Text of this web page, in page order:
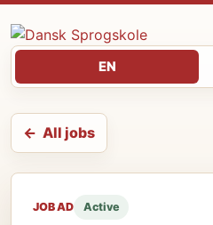
EN
All jobs
JOB AD Active